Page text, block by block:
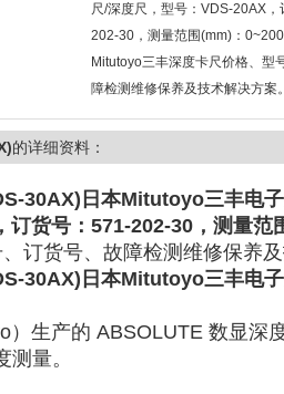
尺/深度尺，型号：VDS-20AX
202-30，测量范围(mm)：
Mitutoyo三丰深度卡尺价格、型
障检测维修保养及技术解决方案。
的详细资料：
30AX) 日本Mitutoyo三丰电
订货号：571-202-30，测量范
订货号、故障检测维修保养及
30AX) 日本Mitutoyo三丰电
）生产的 ABSOLUTE 数显深
量。